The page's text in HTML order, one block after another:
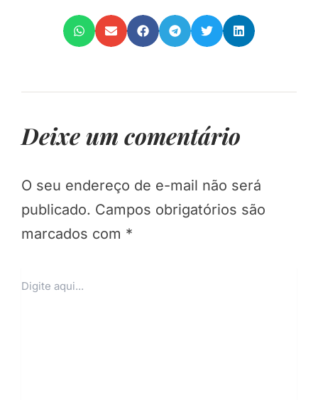
Deixe um comentário
O seu endereço de e-mail não será
publicado. Campos obrigatórios são
marcados com *
aqui...